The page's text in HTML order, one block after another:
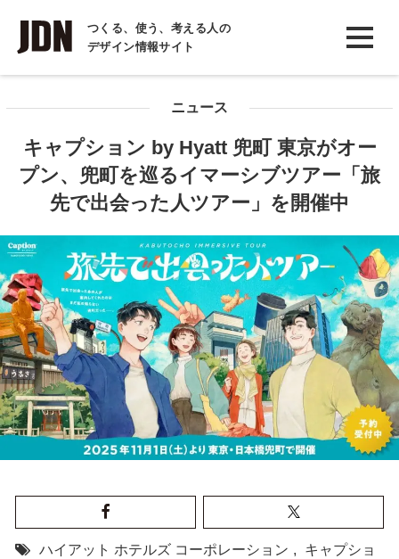
つくる、使う、考える人の
デザイン情報サイト
INTERVIEW
インタビュー
COLUMN
コラム
ニュース
キャプション by Hyatt 兜町 東京がオー
プン、兜町を巡るイマーシブツアー「旅
先で出会った人ツアー」を開催中
ハイアット ホテルズ コーポレーション ,
キャプショ